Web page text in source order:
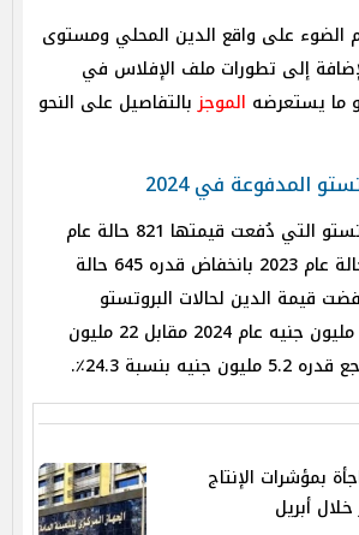
الضوء على واقع الدين المحلي ومستوى
إلى تطورات ملف الإفلاس في
ما يستعرضه الموجزبالتفاصيل على النحو
المدفوعة في 2024
بلغ عدد حالات البروتستو التي دُفعت قيمتها 821 حالة عام
2024 مقابل 1466 حالة عام 2023 بانخفاض قدره 645 حالة
انخفضت قيمة الدين لحالات البروتستو
المدفوعة إلى 16.4 مليون جنيه عام 2024 مقابل 22 مليون
بمؤشرات الإنتاج
أبريل